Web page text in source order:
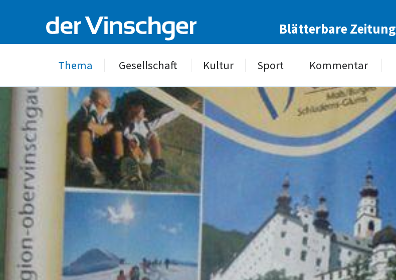
Blätterbare Zeitung
Thema Gesellschaft Kultur Sport Kommentar